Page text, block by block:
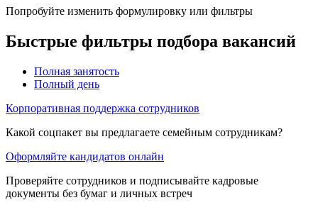
Попробуйте изменить формулировку или фильтры
Быстрые фильтры подбора вакансий
Полная занятость
Полный день
Корпоративная поддержка сотрудников
Какой соцпакет вы предлагаете семейным сотрудникам?
Оформляйте кандидатов онлайн
Проверяйте сотрудников и подписывайте кадровые
документы без бумаг и личных встреч